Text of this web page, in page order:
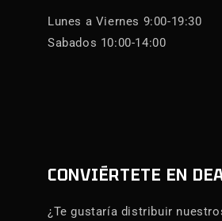
Lunes a Viernes 9:00-19:30
Sabados 10:00-14:00
CONVIÉRTETE EN
¿Te gustaría distribuir